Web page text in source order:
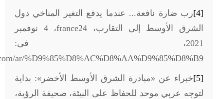
[4]رب ضارة نافعة... عندما يدفع التغير المناخي دول
الشرق الأوسط إلى التقارب، france24
، 4 نوفمبر
2021، فى:
ar/%D9%85%D8%AC%D8%AA%D9%85%D8%B9
[5]خبراء عن «مبادرة الشرق الأوسط الأخضر»: بداية
لتوجه عربي موحد للحفاظ على البيئة، صحيفة الرؤية،